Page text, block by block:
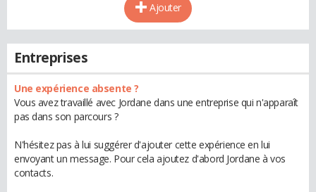
Ajouter
Entreprises
Une expérience absente ?
Vous avez travaillé avec Jordane dans une entreprise qui n'apparaît
pas dans son parcours ?
N'hésitez pas à lui suggérer d'ajouter cette expérience en lui
envoyant un message. Pour cela ajoutez d'abord Jordane à vos
contacts.